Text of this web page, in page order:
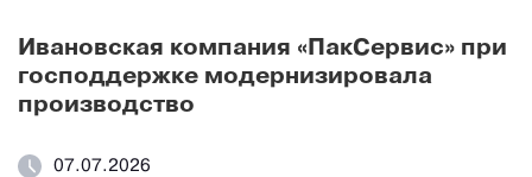
Ивановская компания «ПакСервис» при
господдержке модернизировала
производство
07.07.2026